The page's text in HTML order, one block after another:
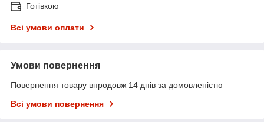
Готівкою
Всі умови оплати
Умови повернення
Повернення товару впродовж 14 днів за домовленістю
Всі умови повернення